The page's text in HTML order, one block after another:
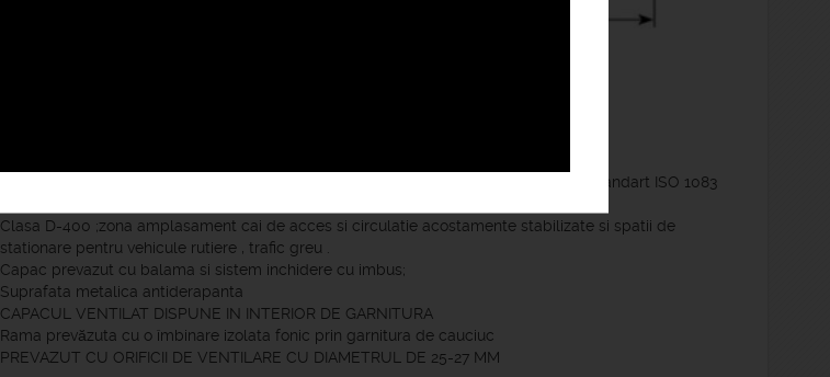
fabricat conform EN -124.Material fonta cu grafit nodular EN GJS 400-15 conform standart ISO 1083
Clasa D-400 ;zona amplasament cai de acces si circulatie acostamente stabilizate si spatii de
stationare pentru vehicule rutiere , trafic greu .
Capac prevazut cu balama si sistem inchidere cu imbus;
Suprafata metalica antiderapanta
CAPACUL VENTILAT DISPUNE IN INTERIOR DE GARNITURA
Rama prevăzuta cu o îmbinare izolata fonic prin garnitura de cauciuc
PREVAZUT CU ORIFICII DE VENTILARE CU DIAMETRUL DE 25-27 MM